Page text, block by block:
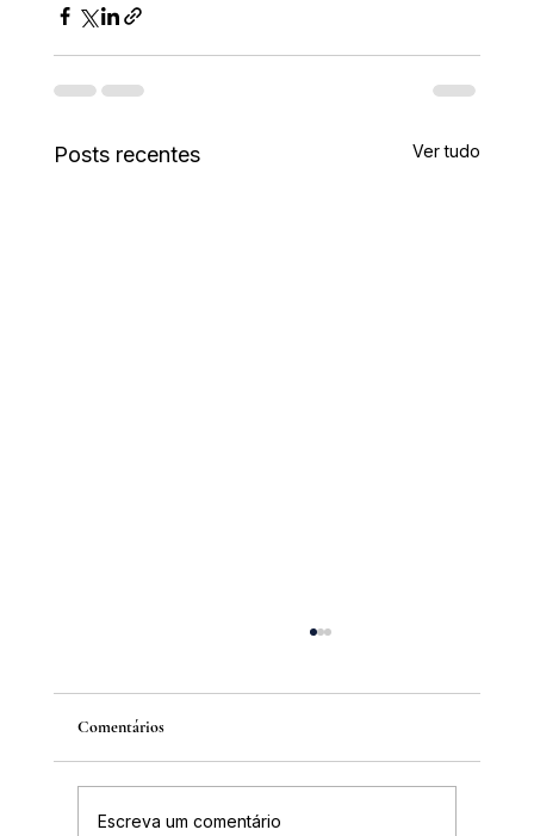
Posts recentes Ver tudo
Comentários
Escreva um comentário